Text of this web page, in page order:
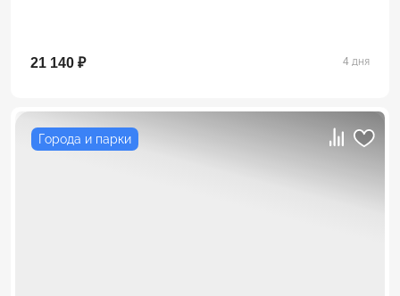
21 140 ₽ 4 дня
Города и парки